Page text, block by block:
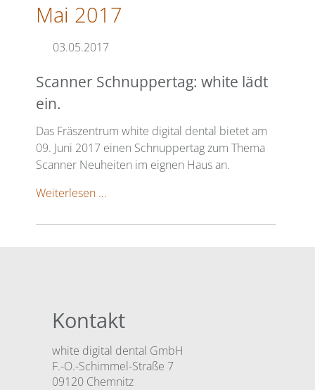
Mai 2017
03.05.2017
Scanner Schnuppertag: white lädt
ein.
Das Fräszentrum white digital dental bietet am
09. Juni 2017 einen Schnuppertag zum Thema
Scanner Neuheiten im eignen Haus an.
Weiterlesen …
white
Kontakt
white digital dental GmbH
F.-O.-Schimmel-Straße 7
09120 Chemnitz